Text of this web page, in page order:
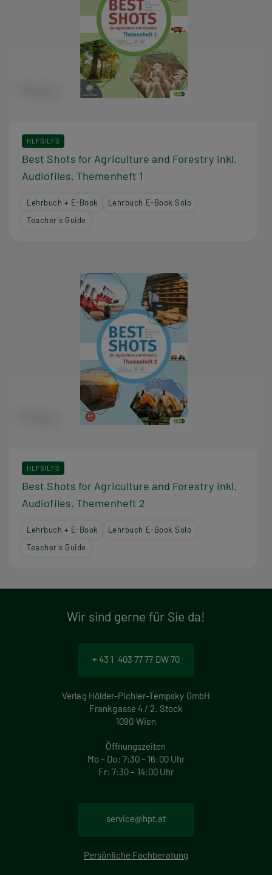
HLFS/LFS
Best Shots for Agriculture and Forestry inkl.
Audiofiles. Themenheft 1
Lehrbuch + E-Book
Lehrbuch E-Book Solo
Teacher´s Guide
HLFS/LFS
Best Shots for Agriculture and Forestry inkl.
Audiofiles. Themenheft 2
Lehrbuch + E-Book
Lehrbuch E-Book Solo
Teacher´s Guide
Wir sind gerne für Sie da!
+ 43 1 403 77 77 DW 70
Verlag Hölder-Pichler-Tempsky GmbH
Frankgasse 4 / 2. Stock
1090 Wien
Öffnungszeiten
Mo – Do: 7:30 – 16:00 Uhr
Fr: 7:30 – 14:00 Uhr
service@hpt.at
Persönliche Fachberatung